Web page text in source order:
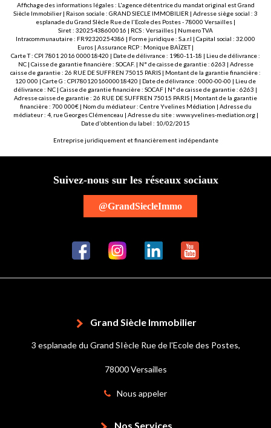
Affichage des informations légales : L'agence détentrice du mandat original est Grand
Siècle Immobilier | Raison sociale : GRAND SIECLE IMMOBILIER | Adresse siège social : 3
esplanade du Grand SIècle Rue de l'Ecole des Postes - 78000 Versailles |
Siret : 32025438600016 | RCS : Versailles | Numero TVA
Intracommunautaire : FR92320254386 | Forme juridique : S.a.r.l | Capital social : 32.000
Euros | Assurance RCP : Monique BAÏZET |
Carte T : CPI 7801 2016 000018420 | Date de délivrance : 1980-11-18 | Lieu de délivrance :
NC | Caisse de garantie financière : SOCAF. | N° de caisse de garantie : 6263 | Adresse
caisse de garantie : 26 RUE DE SUFFREN 75015 PARIS | Montant de la garantie financière :
120 000 | Carte G : CPI78012016000018420 | Date de délivrance : 0000-00-00 | Lieu de
délivrance : NC | Caisse de garantie financière : SOCAF | N° de caisse de garantie : 6263 |
Adresse caisse de garantie : 26 RUE DE SUFFREN 75015 PARIS | Montant de la garantie
financière : 700 000€ | Nom du médiateur : Centre Yvelines Médiation | Adresse du
médiateur : 4, rue Georges Clémenceau | Adresse du site : www.yvelines-mediation.org|
Date d'obtention du label : 10/02/2015
Entreprise juridiquement et financièrement indépendante
Suivez-nous sur les réseaux sociaux
@GrandSiecleImmo
Grand Siècle Immobilier
3 esplanade du Grand SIècle Rue de l'Ecole des Postes,
78000 Versailles
Nous appeler
Nos Services